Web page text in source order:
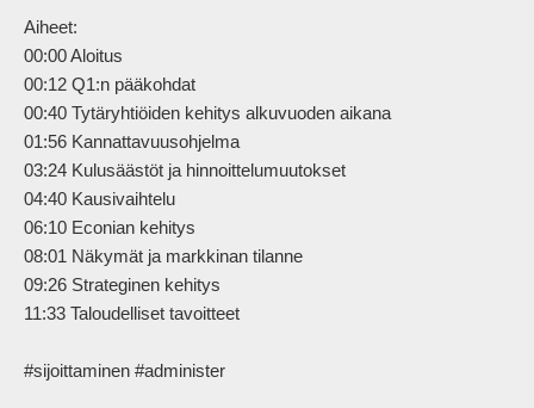
Aiheet:
00:00 Aloitus
00:12 Q1:n pääkohdat
00:40 Tytäryhtiöiden kehitys alkuvuoden aikana
01:56 Kannattavuusohjelma
03:24 Kulusäästöt ja hinnoittelumuutokset
04:40 Kausivaihtelu
06:10 Econian kehitys
08:01 Näkymät ja markkinan tilanne
09:26 Strateginen kehitys
11:33 Taloudelliset tavoitteet
#sijoittaminen #administer